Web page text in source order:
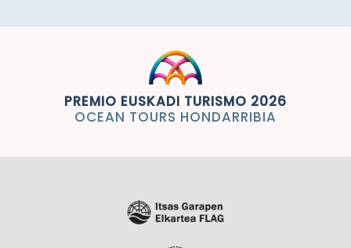
PREMIO EUSKADI TURISMO 2026
OCEAN TOURS HONDARRIBIA